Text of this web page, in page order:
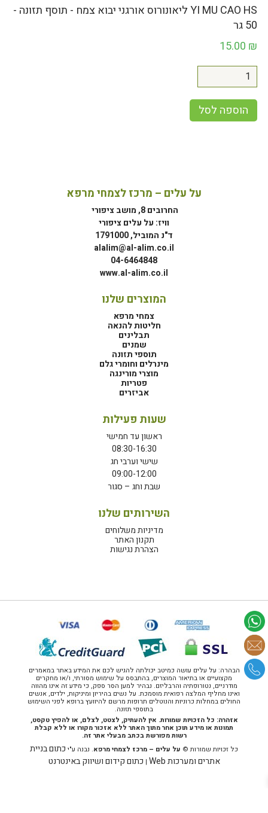
YI MU CAO HS ליאונורוס אורגני יבוא צמח - תוסף תזונה -
50 גר
15.00 ₪
הוספה לסל
על עלים – מרכז לצמחי מרפא
החרובים 8, מושב ציפורי
וויז: על עלים ציפורי
ד"נ המוביל, 1791000
alalim@al-alim.co.il
04-6464848
www.al-alim.co.il
המוצרים שלנו
צמחי מרפא
חליטות להנאה
תבלינים
שמנים
תוספי תזונה
מינרלים וחומרי גלם
מוצרי מורינגה
פטריות
אביזרים
שעות פעילות
ראשון עד חמישי
08:30-16:30
שישי וערבי חג
09:00-12:00
שבת וחג – סגור
השירותים שלנו
מדיניות משלוחים
תקנון האתר
הצהרת נגישות
הבהרה: על עלים עושה כמיטב יכולתה להגיש לכם את המידע באתר במאמרים
מקצועיים או בתיאור המוצרים, בהתבסס על שימוש מסורתי, ו/או מחקרים
מודרניים, נטורופתיה והרבליזם. נבהיר למען הסר ספק, כי מידע זה אינו מהווה
ואינו מחליף המלצה רפואית מוסמכת. על נשים בהיריון ומיניקות, ילדים, אנשים
החולים במחלות כרוניות והנוטלים תרופות מרשם להיוועץ ברופא לפני השימוש
בתוספי תזונה.
אזהרה: כל הזכויות שמורות. אין להעתיק, לצטט, לצלם, או להפיץ טקסט,
תמונות או מידע תוכן אחר מתוך האתר ללא אזכור מקורו או ללא קבלת
רשות מפורשת בכתב מבעלי אתר זה.
כל זכויות שמורות © על עלים – מרכז לצמחי מרפא. נבנה ע"יכתום בניית
אתרים ומערכות Web
| כתום קידום ושיווק באינטרנט